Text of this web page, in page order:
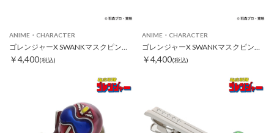
ANIME・CHARACTER
￥4,400(税込)
ANIME・CHARACTER
￥4,400(税込)